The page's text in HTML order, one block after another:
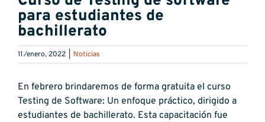
para estudiantes de
bachillerato
11 ⁄enero, 2022 Noticias
En febrero brindaremos de forma gratuita el curso
Testing de Software: Un enfoque práctico, dirigido a
estudiantes de bachillerato. Esta capacitación fue